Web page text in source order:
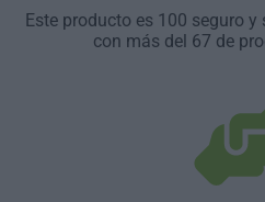
Este producto es 100 seguro
con más del 67 de